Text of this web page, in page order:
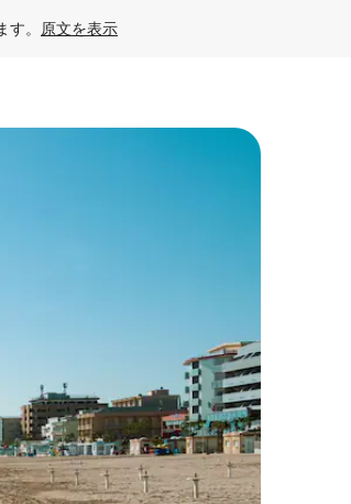
。 原文を表示
索結果を確認することができます。